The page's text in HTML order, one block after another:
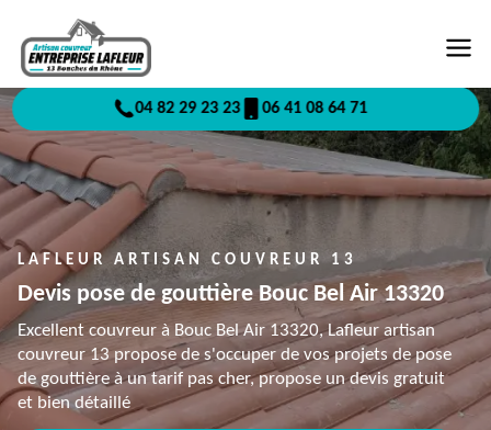
04 82 29 23 23 06 41 08 64 71
LAFLEUR ARTISAN COUVREUR 13
Devis pose de gouttière Bouc Bel Air 13320
Excellent couvreur à Bouc Bel Air 13320, Lafleur artisan
couvreur 13 propose de s'occuper de vos projets de pose
de gouttière à un tarif pas cher, propose un devis gratuit
et bien détaillé